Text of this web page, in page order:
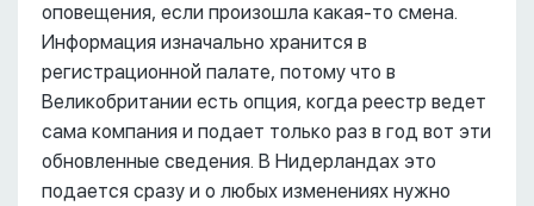
оповещения, если произошла какая-то смена.
Информация изначально хранится в
регистрационной палате, потому что в
Великобритании есть опция, когда реестр ведет
сама компания и подает только раз в год вот эти
обновленные сведения. В Нидерландах это
подается сразу и о любых изменениях нужно